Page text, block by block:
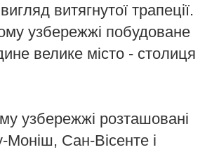
витягнутої трапеції.
узбережжі побудоване
велике місто - столиця
узбережжі розташовані
Моніш, Сан-Вісенте і